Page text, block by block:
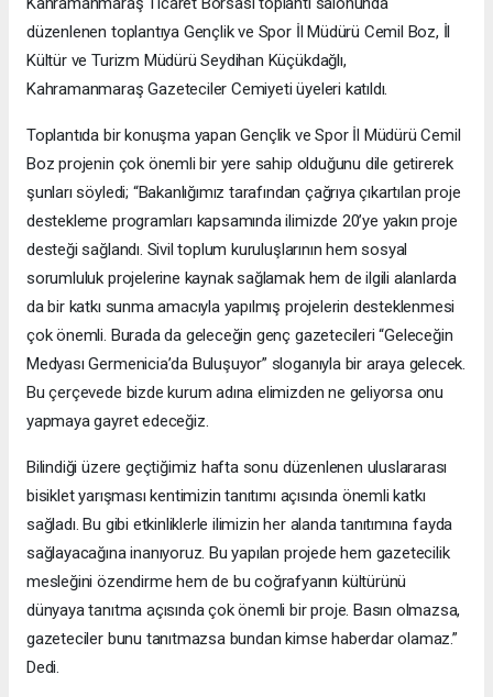
düzenlenen toplantıya Gençlik ve Spor İl Müdürü Cemil Boz, İl
Kültür ve Turizm Müdürü Seydihan Küçükdağlı,
Kahramanmaraş Gazeteciler Cemiyeti üyeleri katıldı.
Toplantıda bir konuşma yapan Gençlik ve Spor İl Müdürü Cemil
Boz projenin çok önemli bir yere sahip olduğunu dile getirerek
şunları söyledi; “Bakanlığımız tarafından çağrıya çıkartılan proje
destekleme programları kapsamında ilimizde 20’ye yakın proje
desteği sağlandı. Sivil toplum kuruluşlarının hem sosyal
sorumluluk projelerine kaynak sağlamak hem de ilgili alanlarda
da bir katkı sunma amacıyla yapılmış projelerin desteklenmesi
çok önemli. Burada da geleceğin genç gazetecileri “Geleceğin
Medyası Germenicia’da Buluşuyor” sloganıyla bir araya gelecek.
Bu çerçevede bizde kurum adına elimizden ne geliyorsa onu
yapmaya gayret edeceğiz.
Bilindiği üzere geçtiğimiz hafta sonu düzenlenen uluslararası
bisiklet yarışması kentimizin tanıtımı açısında önemli katkı
sağladı. Bu gibi etkinliklerle ilimizin her alanda tanıtımına fayda
sağlayacağına inanıyoruz. Bu yapılan projede hem gazetecilik
mesleğini özendirme hem de bu coğrafyanın kültürünü
dünyaya tanıtma açısında çok önemli bir proje. Basın olmazsa,
gazeteciler bunu tanıtmazsa bundan kimse haberdar olamaz.”
Dedi.